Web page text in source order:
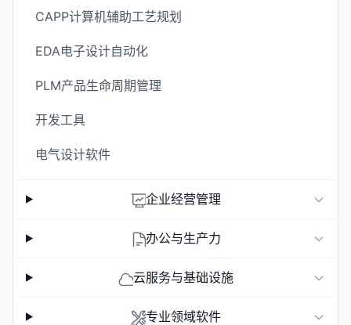
CAPP计算机辅助工艺规划
EDA电子设计自动化
PLM产品生命周期管理
开发工具
电气设计软件
企业经营管理
办公与生产力
云服务与基础设施
专业领域软件